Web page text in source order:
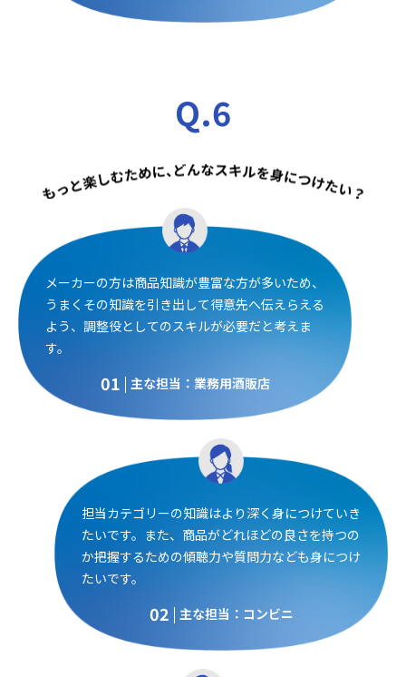
Q.6
メーカーの方は商品知識が豊富な方が多いため、
うまくその知識を引き出して得意先へ伝えらえる
よう、調整役としてのスキルが必要だと考えま
す。
01 主な担当：業務用酒販店
担当カテゴリーの知識はより深く身につけていき
たいです。また、商品がどれほどの良さを持つの
か把握するための傾聴力や質問力なども身につけ
たいです。
02 主な担当：コンビニ